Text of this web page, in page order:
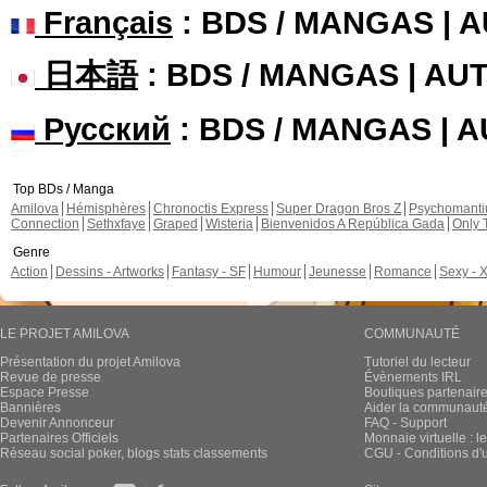
Français : BDS / MANGAS |
日本語: BDS / MANGAS |
Русский : BDS / MANGAS |
Top BDs / Manga
Amilova
Hémisphères Chronoctis Express Super Dragon Bros Z
Connection Sethxfaye Graped Wisteria Bienvenidos A República Gada Only
Genre
Action
Dessins - Artworks Fantasy - SF Humour Jeunesse Romance Sexy -
LE PROJET AMILOVA
Présentation du projet Amilova
Revue de presse
Espace Presse
Bannières
Devenir Annonceur
Partenaires Officiels
Réseau social poker, blogs stats classements
COMMUNAUTÉ
Tutoriel du lecteur
Évènements IRL
Boutiques
Aider la
FAQ - Support
Monnaie virtuelle :
CGU - Conditions